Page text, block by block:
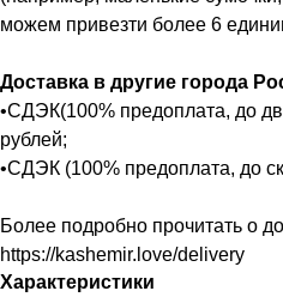
можем привезти более 6
Доставка в другие города
•СДЭК(100% предоплата, до
рублей;
•СДЭК (100% предоплата, до
Более подробно прочитать о
https://kashemir.love/delivery
Характеристики